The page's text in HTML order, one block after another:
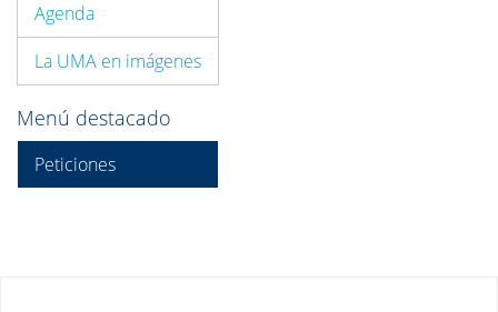
Agenda
La UMA en imágenes
Menú destacado
Peticiones